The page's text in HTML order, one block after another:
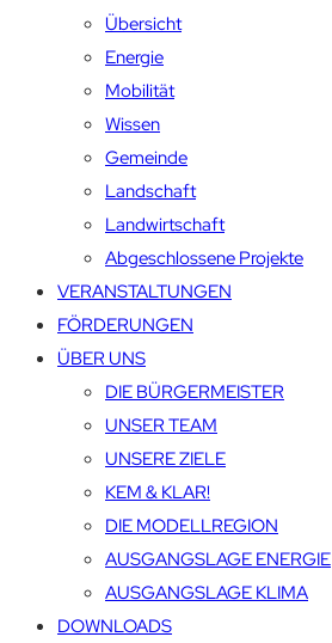
Übersicht
Energie
Mobilität
Wissen
Gemeinde
Landschaft
Landwirtschaft
Abgeschlossene Projekte
VERANSTALTUNGEN
FÖRDERUNGEN
ÜBER UNS
DIE BÜRGERMEISTER
UNSER TEAM
UNSERE ZIELE
KEM & KLAR!
DIE MODELLREGION
AUSGANGSLAGE ENERGIE
AUSGANGSLAGE KLIMA
DOWNLOADS